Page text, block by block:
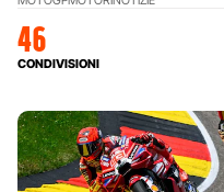
46
CONDIVISIONI